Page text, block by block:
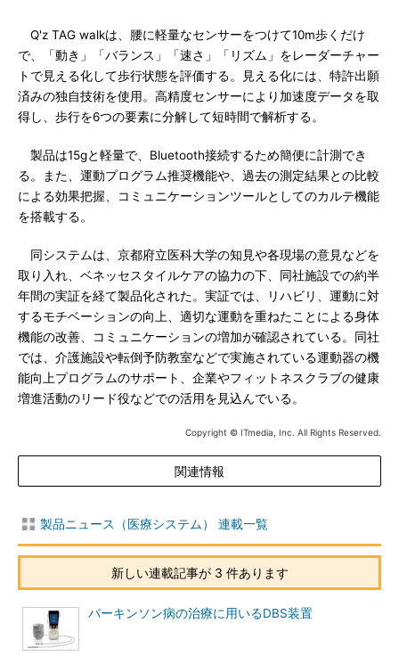
Q'z TAG walkは、腰に軽量なセンサーをつけて10m歩くだけ
で、「動き」「バランス」「速さ」「リズム」をレーダーチャー
トで見える化して歩行状態を評価する。見える化には、特許出願
済みの独自技術を使用。高精度センサーにより加速度データを取
得し、歩行を6つの要素に分解して短時間で解析する。
製品は15gと軽量で、Bluetooth接続するため簡便に計測でき
る。また、運動プログラム推奨機能や、過去の測定結果との比較
による効果把握、コミュニケーションツールとしてのカルテ機能
を搭載する。
同システムは、京都府立医科大学の知見や各現場の意見などを
取り入れ、ベネッセスタイルケアの協力の下、同社施設での約半
年間の実証を経て製品化された。実証では、リハビリ、運動に対
するモチベーションの向上、適切な運動を重ねたことによる身体
機能の改善、コミュニケーションの増加が確認されている。同社
では、介護施設や転倒予防教室などで実施されている運動器の機
能向上プログラムのサポート、企業やフィットネスクラブの健康
増進活動のリード役などでの活用を見込んでいる。
Copyright © ITmedia, Inc. All Rights Reserved.
関連情報
製品ニュース（医療システム） 連載一覧
新しい連載記事が 3 件あります
パーキンソン病の治療に用いるDBS装置